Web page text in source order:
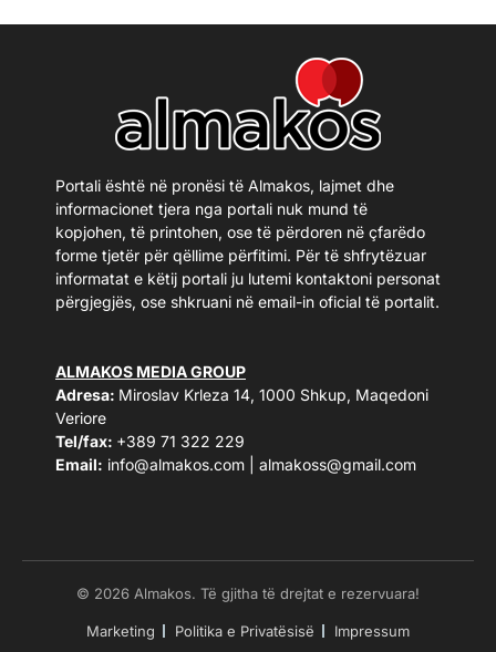
Portali është në pronësi të Almakos, lajmet dhe
informacionet tjera nga portali nuk mund të
kopjohen, të printohen, ose të përdoren në çfarëdo
forme tjetër për qëllime përfitimi. Për të shfrytëzuar
informatat e këtij portali ju lutemi kontaktoni personat
përgjegjës, ose shkruani në email-in oficial të portalit.
ALMAKOS MEDIA GROUP
Adresa: Miroslav Krleza 14, 1000 Shkup, Maqedoni
Veriore
Tel/fax: +389 71 322 229
Email: info@almakos.com almakoss@gmail.com
© 2026 Almakos. Të gjitha të drejtat e rezervuara!
Marketing Politika e Privatësisë Impressum